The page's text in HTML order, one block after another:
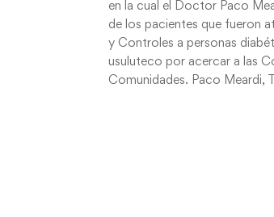
en la cual el Doctor Paco
de los pacientes que fueron
y Controles a personas
usuluteco por acercar a las
Comunidades. Paco Meardi,